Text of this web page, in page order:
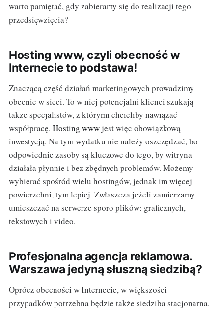
warto pamiętać, gdy zabieramy się do realizacji tego
przedsięwzięcia?
Hosting www, czyli obecność w
Internecie to podstawa!
Znaczącą część działań marketingowych prowadzimy
obecnie w sieci. To w niej potencjalni klienci szukają
także specjalistów, z którymi chcieliby nawiązać
współpracę. Hosting wwwjest więc obowiązkową
inwestycją. Na tym wydatku nie należy oszczędzać, bo
odpowiednie zasoby są kluczowe do tego, by witryna
działała płynnie i bez zbędnych problemów. Możemy
wybierać spośród wielu hostingów, jednak im więcej
powierzchni, tym lepiej. Zwłaszcza jeżeli zamierzamy
umieszczać na serwerze sporo plików: graficznych,
tekstowych i video.
Profesjonalna agencja reklamowa.
Warszawa jedyną słuszną siedzibą?
Oprócz obecności w Internecie, w większości
przypadków potrzebna będzie także siedziba stacjonarna.